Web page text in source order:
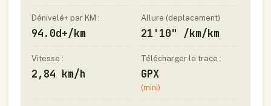
Dénivelé+ par KM :
94.0d+/km
Allure (deplacement)
21'10" /km/km
Vitesse :
2,84 km/h
Télécharger la trace :
GPX
(mini)